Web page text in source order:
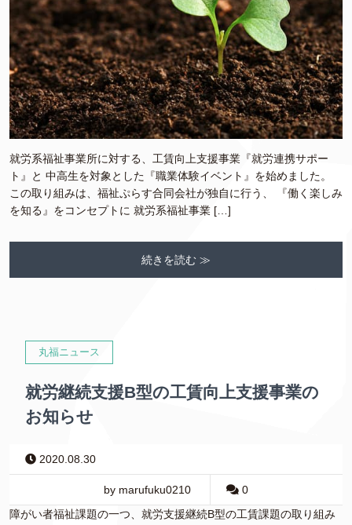
就労系福祉事業所に対する、工賃向上支援事業『就労連携サポー
ト』と 中高生を対象とした『職業体験イベント』を始めました。
この取り組みは、福祉ぷらす合同会社が独自に行う、 『働く楽しみ
を知る』をコンセプトに 就労系福祉事業 […]
続きを読む ≫
丸福ニュース
就労継続支援B型の工賃向上支援事業の
お知らせ
2020.08.30
by marufuku0210
0
障がい者福祉課題の一つ、就労支援継続B型の工賃課題の取り組み